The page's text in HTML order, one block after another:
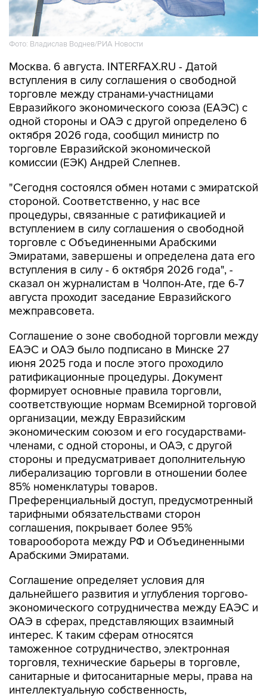
Фото: Владислав Воднев/РИА Новости
Москва. 6 августа. INTERFAX.RU - Датой
вступления в силу соглашения о свободной
торговле между странами-участницами
Евразийкого экономического союза (ЕАЭС) с
одной стороны и ОАЭ с другой определено 6
октября 2026 года, сообщил министр по
торговле Евразийской экономической
комиссии (ЕЭК) Андрей Слепнев.
"Сегодня состоялся обмен нотами с эмиратской
стороной. Соответственно, у нас все
процедуры, связанные с ратификацией и
вступлением в силу соглашения о свободной
торговле с Объединенными Арабскими
Эмиратами, завершены и определена дата его
вступления в силу - 6 октября 2026 года", -
сказал он журналистам в Чолпон-Ате, где 6-7
августа проходит заседание Евразийского
межправсовета.
Соглашение о зоне свободной торговли между
ЕАЭС и ОАЭ было подписано в Минске 27
июня 2025 года и после этого проходило
ратификационные процедуры. Документ
формирует основные правила торговли,
соответствующие нормам Всемирной торговой
организации, между Евразийским
экономическим союзом и его государствами-
членами, с одной стороны, и ОАЭ, с другой
стороны и предусматривает дополнительную
либерализацию торговли в отношении более
85% номенклатуры товаров.
Преференциальный доступ, предусмотренный
тарифными обязательствами сторон
соглашения, покрывает более 95%
товарооборота между РФ и Объединенными
Арабскими Эмиратами.
Соглашение определяет условия для
дальнейшего развития и углубления торгово-
экономического сотрудничества между ЕАЭС и
ОАЭ в сферах, представляющих взаимный
интерес. К таким сферам относятся
таможенное сотрудничество, электронная
торговля, технические барьеры в торговле,
санитарные и фитосанитарные меры, права на
интеллектуальную собственность,